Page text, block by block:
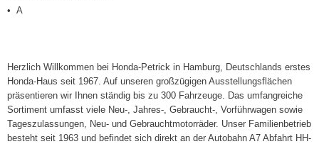
A
Herzlich Willkommen bei Honda-Petrick in Hamburg, Deutschlands erstes
Honda-Haus seit 1967. Auf unseren großzügigen Ausstellungsflächen
präsentieren wir Ihnen ständig bis zu 300 Fahrzeuge. Das umfangreiche
Sortiment umfasst viele Neu-, Jahres-, Gebraucht-, Vorführwagen sowie
Tageszulassungen, Neu- und Gebrauchtmotorräder. Unser Familienbetrieb
besteht seit 1963 und befindet sich direkt an der Autobahn A7 Abfahrt HH-